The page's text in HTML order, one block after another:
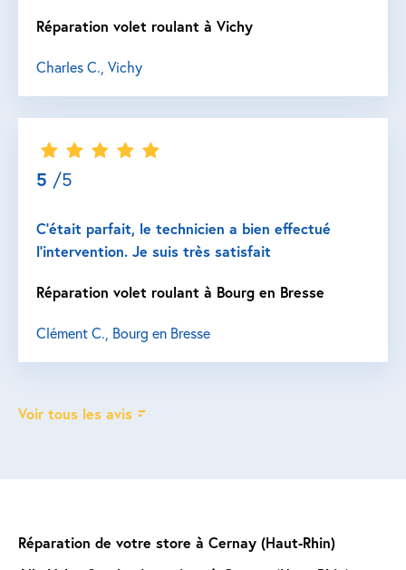
Réparation de votre store à Cernay (Haut-Rhin)
Réparation volet roulant à Vichy
Charles C., Vichy
5 /5
C’était parfait, le technicien a bien effectué
l’intervention. Je suis très satisfait
Réparation volet roulant à Bourg en Bresse
Clément C., Bourg en Bresse
Voir tous les avis